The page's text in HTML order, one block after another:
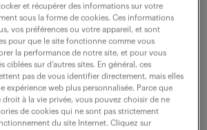
intérim
2 mois
€ / an
est à pourvoir au plus
allant jusqu'au 28 février 2026
La rémunération brute
selon votre...
et récupérer des informations sur votre
sous la forme de cookies. Ces informations
vos préférences ou votre appareil, et sont
pour que le site fonctionne comme vous
la performance de notre site, et pour vous
ciblées sur d’autres sites. En général, ces
pas de vous identifier directement, mais elles
expérience web plus personnalisée. Parce que
droit à la vie privée, vous pouvez choisir de ne
de cookies qui ne sont pas strictement
du site Internet. Cliquez sur